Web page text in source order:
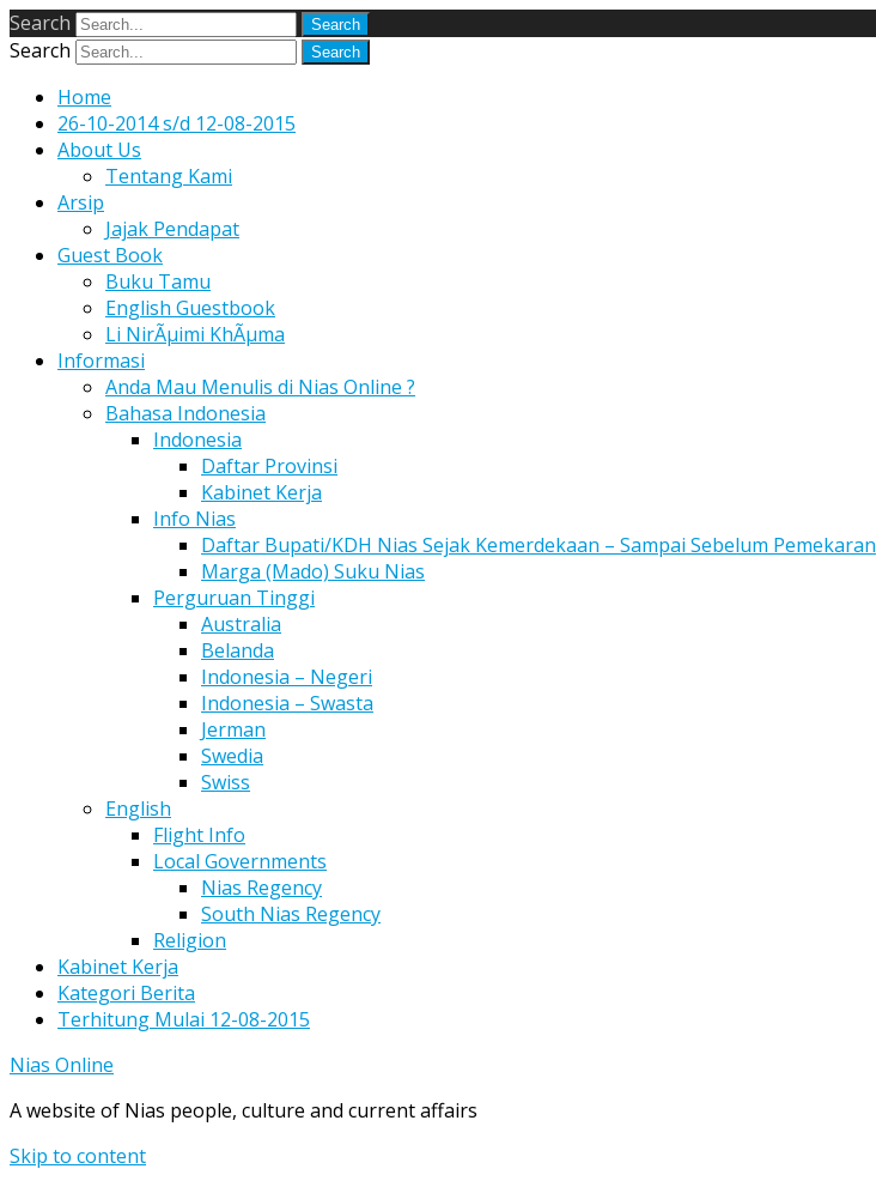
Search
Search
Home
26-10-2014 s/d 12-08-2015
About Us
Tentang Kami
Arsip
Jajak Pendapat
Guest Book
Buku Tamu
English Guestbook
Li NirÃµimi KhÃµma
Informasi
Anda Mau Menulis di Nias Online ?
Bahasa Indonesia
Indonesia
Daftar Provinsi
Kabinet Kerja
Info Nias
Daftar Bupati/KDH Nias Sejak Kemerdekaan – Sampai Sebelum Pemekaran
Marga (Mado) Suku Nias
Perguruan Tinggi
Australia
Belanda
Indonesia – Negeri
Indonesia – Swasta
Jerman
Swedia
Swiss
English
Flight Info
Local Governments
Nias Regency
South Nias Regency
Religion
Kabinet Kerja
Kategori Berita
Terhitung Mulai 12-08-2015
Nias Online
A website of Nias people, culture and current affairs
Skip to content